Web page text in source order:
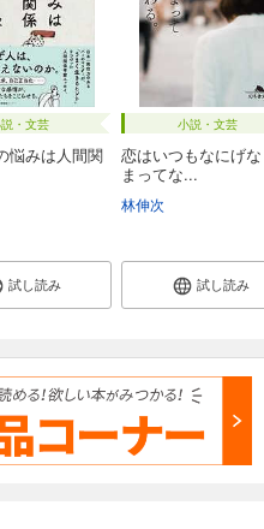
・文芸
悩みは人間関
試し読み
小説・文芸
恋はいつもなにげ
まってな...
林伸次
試し読み